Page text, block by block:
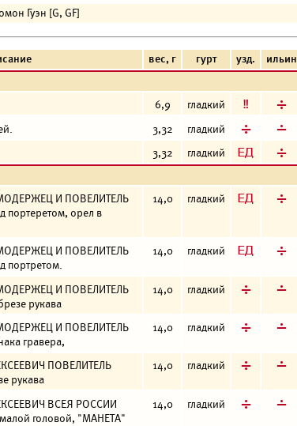
Гуэн [G, GF]
вес, г гурт узд. ильин
6,9 гладкий е д
3,32 гладкий д г
3,32 гладкий з д
И ПОВЕЛИТЕЛЬ
орел в
14,0 гладкий з д
И ПОВЕЛИТЕЛЬ
портретом.
14,0 гладкий з д
И ПОВЕЛИТЕЛЬ
рукава
14,0 гладкий д г
И ПОВЕЛИТЕЛЬ
гравера,
14,0 гладкий д г
ПОВЕЛИТЕЛЬ
рукава
14,0 гладкий д г
ВСЕЯ РОССИИ
головой, "МАНЕТА"
14,0 гладкий д г